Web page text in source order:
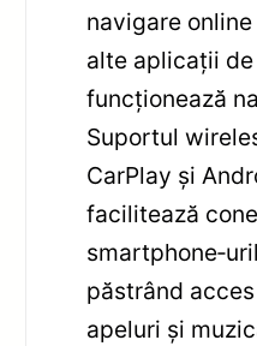
navigare
alte aplicații
funcționează
Suportul
CarPlay și
facilitează
păstrând
apeluri și